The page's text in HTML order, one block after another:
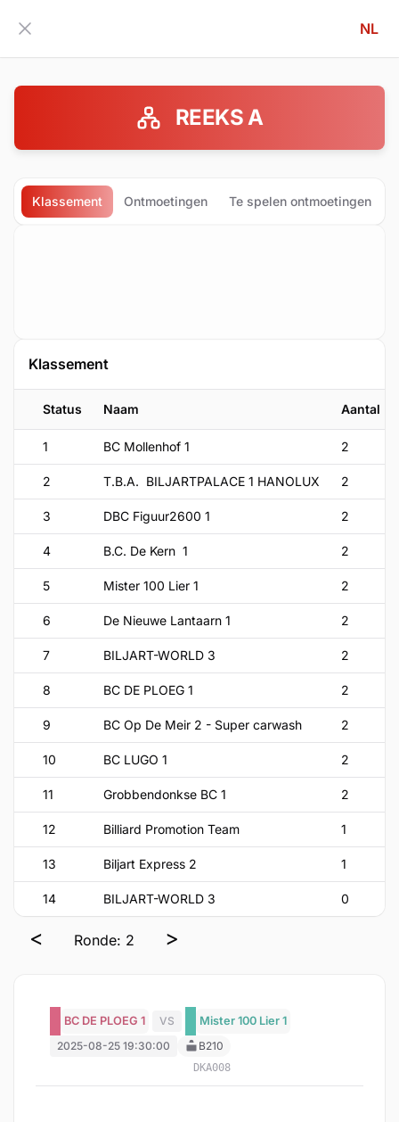
Zijbalk inklappen
NL
REEKS A
Klassement Ontmoetingen Te spelen ontmoetingen
Klassement
Status Naam Aantal
1 BC Mollenhof 1 2
2 T.B.A. BILJARTPALACE 1 HANOLUX 2
3 DBC Figuur2600 1 2
4 B.C. De Kern 1 2
5 Mister 100 Lier 1 2
6 De Nieuwe Lantaarn 1 2
7 BILJART-WORLD 3 2
8 BC DE PLOEG 1 2
9 BC Op De Meir 2 - Super carwash 2
10 BC LUGO 1 2
11 Grobbendonkse BC 1 2
12 Billiard Promotion Team 1
13 Biljart Express 2 1
14 BILJART-WORLD 3 0
< Ronde: 2 >
BC DE PLOEG 1 VS
Mister 100 Lier 1
2025-08-25 19:30:00
B210
DKA008